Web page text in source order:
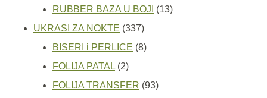
proizvoda
RUBBER BAZA U BOJI 1313
UKRASI ZA NOKTE 337337
proizvoda
BISERI i PERLICE 88
FOLIJA PATAL 22
proizvoda
FOLIJA TRANSFER 9393